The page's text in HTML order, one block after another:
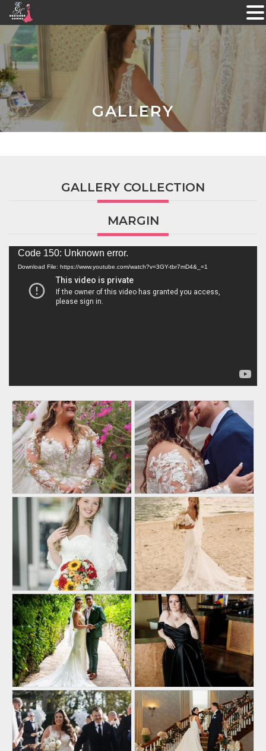
Skip
to
content
GALLERY
GALLERY COLLECTION
MARGIN
Video
Player
Code 150: Unknown error.
Download File: https://www.youtube.com/watch?v=3GY-tbr7mD4&_=1